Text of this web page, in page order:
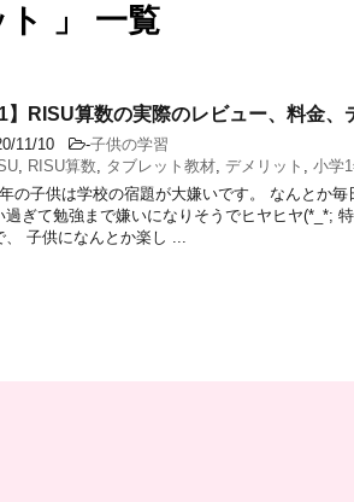
ト 」 一覧
1】RISU算数の実際のレビュー、料金
11/10 -子供の学習
RISU算数 タブレット教材 デメリット 小学
の子供は学校の宿題が大嫌いです。 なんとか
過ぎて勉強まで嫌いになりそうでヒヤヒヤ(*_*;
、 子供になんとか楽し ...